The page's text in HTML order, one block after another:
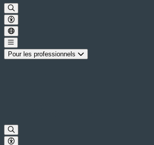
Pour les professionnels